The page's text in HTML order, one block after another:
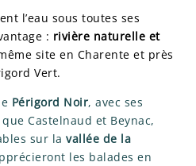
l’eau sous toutes ses
: rivière naturelle et
site en Charente et près
Vert.
Périgord Noir, avec ses
Castelnaud et Beynac,
sur lavallée de la
les balades en